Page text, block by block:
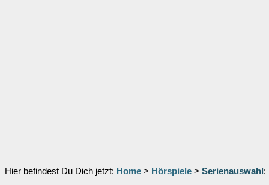
Hier befindest Du Dich jetzt: Home > Hörspiele > Serienauswahl :